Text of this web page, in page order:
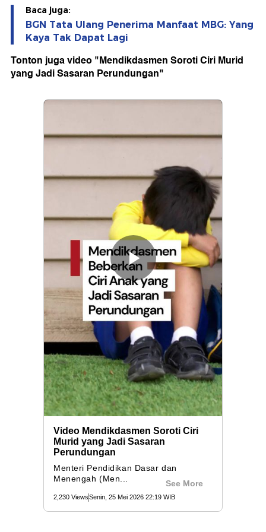
Baca juga:
BGN Tata Ulang Penerima Manfaat MBG: Yang
Kaya Tak Dapat Lagi
Tonton juga video "Mendikdasmen Soroti Ciri Murid
yang Jadi Sasaran Perundungan"